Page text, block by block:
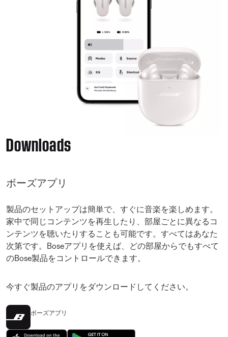
Downloads
ボーズアプリ
製品のセットアップは簡単で、すぐに音楽を楽しめます。
家中で同じコンテンツを再生したり、部屋ごとに異なるコ
ンテンツを聴いたりすることも可能です。すべてはあなた
次第です。Boseアプリを使えば、どの部屋からでもすべて
のBose製品をコントロールできます。
今すぐ製品のアプリをダウンロードしてください。
ボーズアプリ